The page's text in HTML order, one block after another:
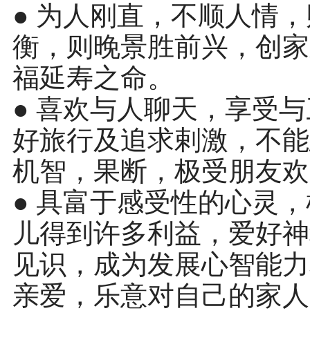
● 为人刚直，不顺人情
衡，则晚景胜前兴，创
福延寿之命。
● 喜欢与人聊天，享受
好旅行及追求剌激，不
机智，果断，极受朋友
● 具富于感受性的心灵
儿得到许多利益，爱好
见识，成为发展心智能
亲爱，乐意对自己的家